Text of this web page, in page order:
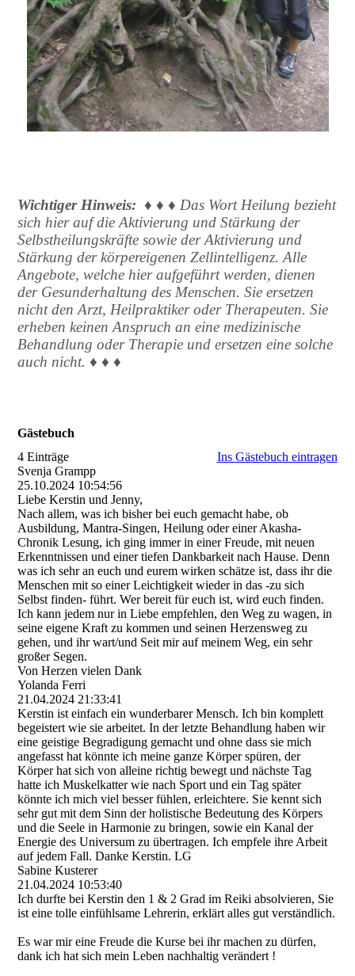
Wichtiger Hinweis: ♦ ♦ ♦ Das Wort Heilung bezieht
sich hier auf die Aktivierung und Stärkung der
Selbstheilungskräfte sowie der Aktivierung und
Stärkung der körpereigenen Zellintelligenz. Alle
Angebote, welche hier aufgeführt werden, dienen
der Gesunderhaltung des Menschen. Sie ersetzen
nicht den Arzt, Heilpraktiker oder Therapeuten. Sie
erheben keinen Anspruch an eine medizinische
Behandlung oder Therapie und ersetzen eine solche
auch nicht. ♦ ♦ ♦
Gästebuch
4 Einträge
Ins Gästebuch eintragen
Svenja Grampp
25.10.2024 10:54:56
Liebe Kerstin und Jenny,
Nach allem, was ich bisher bei euch gemacht habe, ob
Ausbildung, Mantra-Singen, Heilung oder einer Akasha-
Chronik Lesung, ich ging immer in einer Freude, mit neuen
Erkenntnissen und einer tiefen Dankbarkeit nach Hause. Denn
was ich sehr an euch und eurem wirken schätze ist, dass ihr die
Menschen mit so einer Leichtigkeit wieder in das -zu sich
Selbst finden- führt. Wer bereit für euch ist, wird euch finden.
Ich kann jedem nur in Liebe empfehlen, den Weg zu wagen, in
seine eigene Kraft zu kommen und seinen Herzensweg zu
gehen, und ihr wart/und Seit mir auf meinem Weg, ein sehr
großer Segen.
Von Herzen vielen Dank
Yolanda Ferri
21.04.2024 21:33:41
Kerstin ist einfach ein wunderbarer Mensch. Ich bin komplett
begeistert wie sie arbeitet. In der letzte Behandlung haben wir
eine geistige Begradigung gemacht und ohne dass sie mich
angefasst hat könnte ich meine ganze Körper spüren, der
Körper hat sich von alleine richtig bewegt und nächste Tag
hatte ich Muskelkatter wie nach Sport und ein Tag später
könnte ich mich viel besser fühlen, erleichtere. Sie kennt sich
sehr gut mit dem Sinn der holistische Bedeutung des Körpers
und die Seele in Harmonie zu bringen, sowie ein Kanal der
Energie des Universum zu übertragen. Ich empfele ihre Arbeit
auf jedem Fall. Danke Kerstin. LG
Sabine Kusterer
21.04.2024 10:53:40
Ich durfte bei Kerstin den 1 & 2 Grad im Reiki absolvieren, Sie
ist eine tolle einfühlsame Lehrerin, erklärt alles gut verständlich.
Es war mir eine Freude die Kurse bei ihr machen zu dürfen,
dank ich hat sich mein Leben nachhaltig verändert !